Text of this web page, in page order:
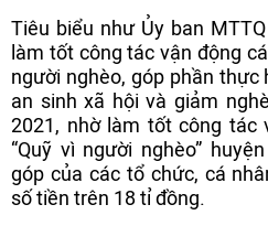
Tiêu biểu như Ủy ban
làm tốt công tác vận động
người nghèo, góp phần thực
an sinh xã hội và giảm
2021, nhờ làm tốt công tác
“Quỹ vì người nghèo”
góp của các tổ chức, cá
số tiền trên 18 tỉ đồng.